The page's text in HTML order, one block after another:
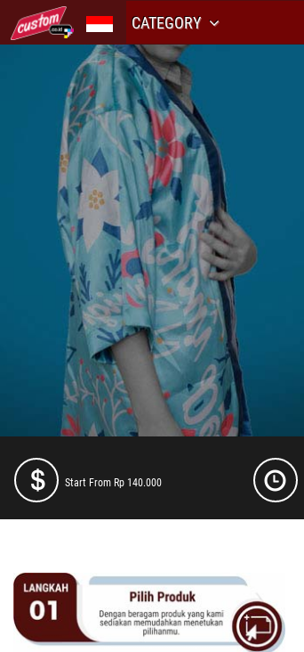
CATEGORY
Start From Rp 140.000